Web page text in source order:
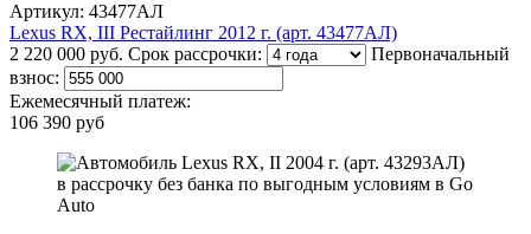
Артикул: 43477АЛ
Lexus RX, III Рестайлинг 2012 г. (арт. 43477АЛ)
2 220 000 руб. Срок рассрочки:
Первоначальный
взнос:
Ежемесячный платеж:
106 390 руб